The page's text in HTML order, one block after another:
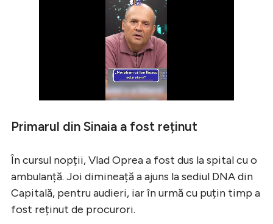
Primarul din Sinaia a fost reținut
În cursul nopții, Vlad Oprea a fost dus la spital cu o
ambulanță. Joi dimineață a ajuns la sediul DNA din
Capitală, pentru audieri, iar în urmă cu puțin timp a
fost reținut de procurori.